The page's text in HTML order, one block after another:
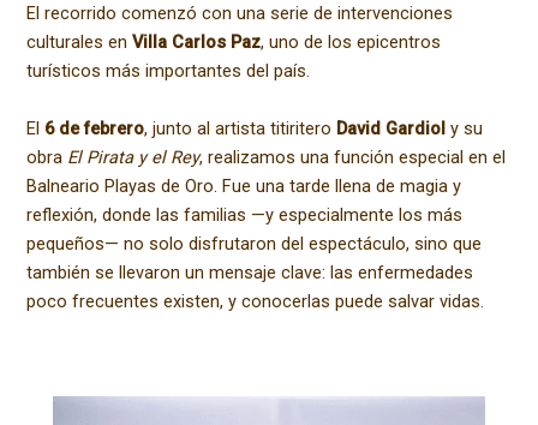
El recorrido comenzó con una serie de intervenciones
culturales enVilla Carlos Paz, uno de los epicentros
turísticos más importantes del país.
El 6 de febrero, junto al artista titiritero David Gardiol y su
obra El Pirata y el Rey, realizamos una función especial en el
Balneario Playas de Oro. Fue una tarde llena de magia y
reflexión, donde las familias —y especialmente los más
pequeños— no solo disfrutaron del espectáculo, sino que
también se llevaron un mensaje clave: las enfermedades
poco frecuentes existen, y conocerlas puede salvar vidas.